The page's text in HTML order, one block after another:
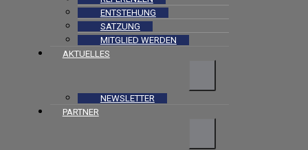
ENTSTEHUNG
SATZUNG
MITGLIED WERDEN
AKTUELLES
NEWSLETTER
PARTNER